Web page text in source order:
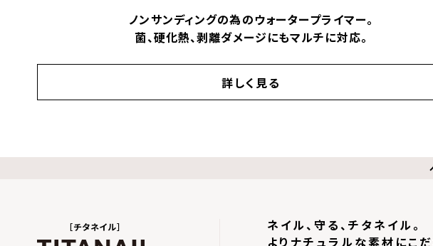
ノンサンディングの為のウォータープライマー。
菌、硬化熱、剥離ダメージにもマルチに対応。
詳しく見る
［チタネイル］
ネイル、守る、チタネイル。
よりナチュラルな素材にこだ